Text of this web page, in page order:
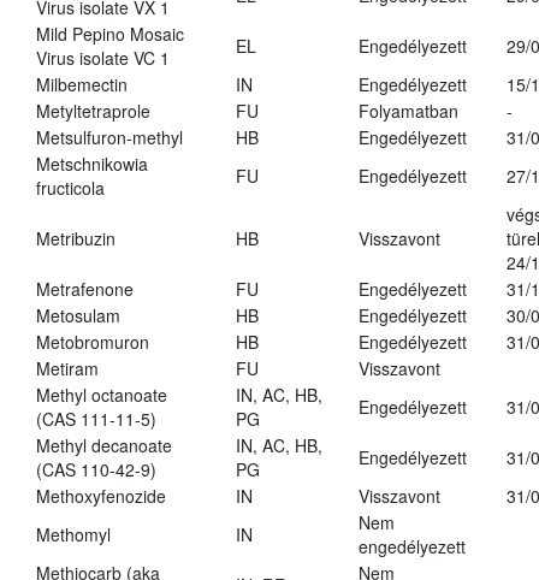
Virus isolate VX 1
Mild Pepino Mosaic
Virus isolate VC 1
EL Engedélyezett
29/
Milbemectin
IN Engedélyezett
15/
Metyltetraprole
FU Folyamatban
-
Metsulfuron-methyl
HB Engedélyezett
31/
Metschnikowia
fructicola
FU Engedélyezett 27/
Metribuzin HB Visszavont
24/
Metrafenone
FU Engedélyezett
31/
Metosulam
HB Engedélyezett
30/
Metobromuron
HB Engedélyezett
31/
Metiram
FU
Visszavont
Methyl octanoate
(CAS 111-11-5)
IN, AC, HB,
PG
Engedélyezett
31/
Methyl decanoate
(CAS 110-42-9)
IN, AC, HB,
PG
Engedélyezett
31/
Methoxyfenozide
IN Visszavont
31/
Methomyl
IN
Nem
engedélyezett
Methiocarb (aka
Nem